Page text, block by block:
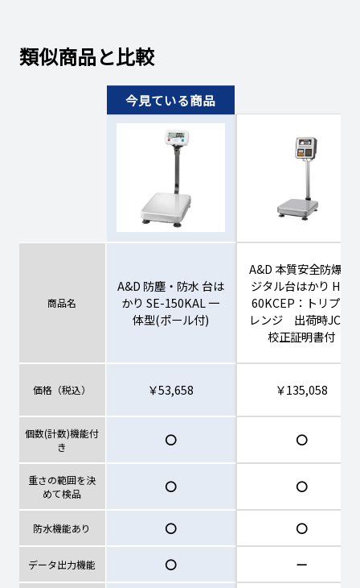
類似商品と比較
商品名
A&D 防塵・防水 台は
かり SE-150KAL 一
体型(ポール付)
A&D 本質安全防爆デ
ジタル台はかり HV-
60KCEP：トリプル
レンジ 出荷時JCSS
校正証明書付
価格（税込） ￥53,658 ￥135,058
個数(計数)機能付
き
〇 〇
重さの範囲を決
めて検品
〇 〇
防水機能あり 〇 〇
データ出力機能 〇 ー